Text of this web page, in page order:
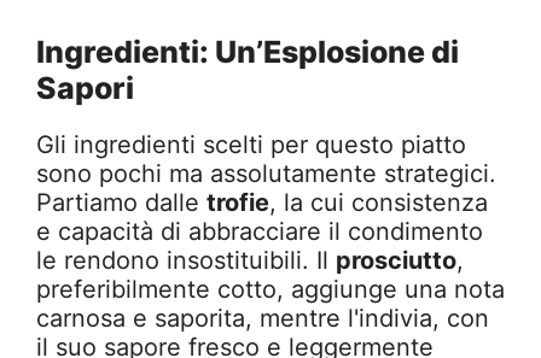
Ingredienti: Un’Esplosione di
Sapori
Gli ingredienti scelti per questo piatto
sono pochi ma assolutamente strategici.
Partiamo dalle trofie, la cui consistenza
e capacità di abbracciare il condimento
le rendono insostituibili. Il prosciutto,
preferibilmente cotto, aggiunge una nota
carnosa e saporita, mentre l'indivia, con
il suo sapore fresco e leggermente